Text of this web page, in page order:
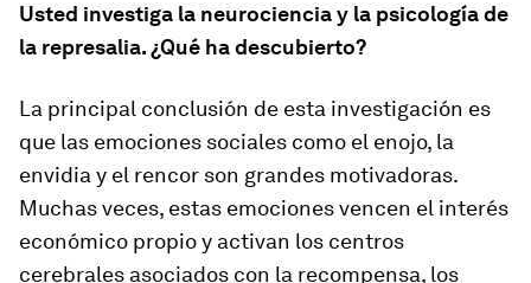
Usted investiga la neurociencia y la psicología de
la represalia. ¿Qué ha descubierto?
La principal conclusión de esta investigación es
que las emociones sociales como el enojo, la
envidia y el rencor son grandes motivadoras.
Muchas veces, estas emociones vencen el interés
económico propio y activan los centros
cerebrales asociados con la recompensa, los